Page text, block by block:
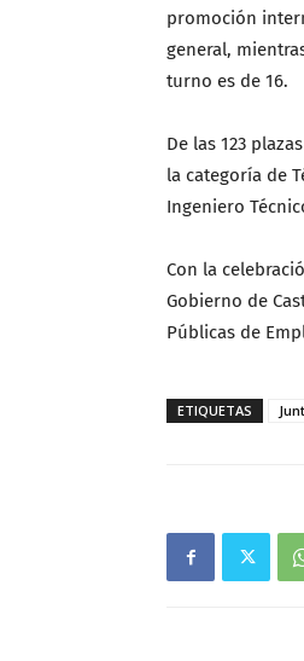
promoción
general,
turno es de 16.
De las 123
la categoría de
Ingeniero
Con la
Gobierno de
Públicas de
ETIQUETAS